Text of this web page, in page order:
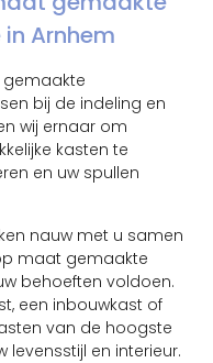
Arnhem
bij de indeling en
wij ernaar om
kasten te
en uw spullen
nauw met u samen
maat gemaakte
behoeften voldoen.
een inbouwkast of
van de hoogste
levensstijl en interieur.